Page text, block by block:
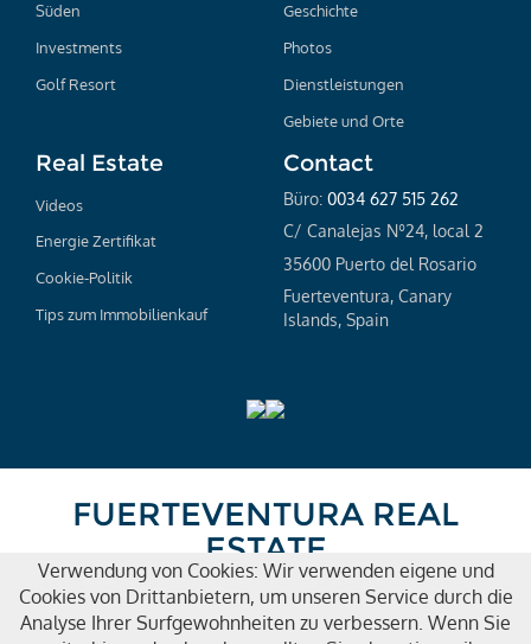
Süden
Investments
Golf Resort
Geschichte
Photos
Dienstleistungen
Gebiete und Orte
Real Estate
Videos
Energie Zertifikat
Cookie-Politik
Tips zum Immobilienkauf
Contact
Büro: 0034 627 515 262
C/ Canalejas Nº24, local 2
35600 Puerto del Rosario
Fuerteventura, Canary
Islands, Spain
FUERTEVENTURA REAL
ESTATE
© Real Home. All Rights Reserved
Verwendung von Cookies: Wir verwenden eigene und
Cookies von Drittanbietern, um unseren Service durch die
Analyse Ihrer Surfgewohnheiten zu verbessern. Wenn Sie